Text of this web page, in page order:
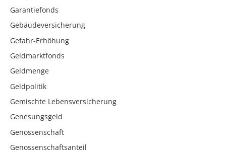
Garantiefonds
Gebäudeversicherung
Gefahr-Erhöhung
Geldmarktfonds
Geldmenge
Geldpolitik
Gemischte Lebensversicherung
Genesungsgeld
Genossenschaft
Genossenschaftsanteil